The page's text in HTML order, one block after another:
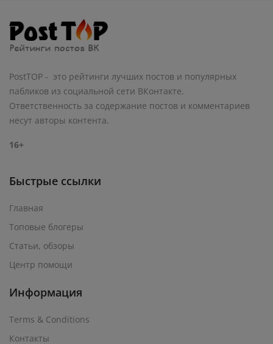
PostTOP - это рейтинги лучших постов и популярных
пабликов из социальной сети ВКонтакте.
Ответственность за содержание постов и комментариев
несут авторы контента.
16+
Быстрые ссылки
Главная
Топовые блогеры
Статьи, обзоры
Центр помощи
Информация
Terms & Conditions
Контакты